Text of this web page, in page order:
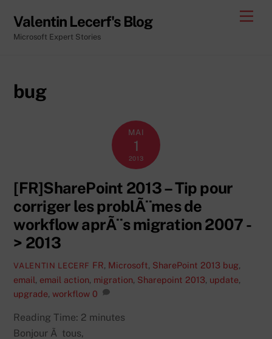
content
Valentin Lecerf's Blog
Microsoft Expert Stories
bug
MAI
1
2013
[FR]SharePoint 2013 – Tip pour
corriger les problÃ¨mes de
workflow aprÃ¨s migration 2007 -
> 2013
VALENTIN LECERF FR, Microsoft, SharePoint 2013 bug,
email, email action, migration, Sharepoint 2013, update,
upgrade, workflow 0
Reading Time: 2 minutes
Bonjour Ã tous,